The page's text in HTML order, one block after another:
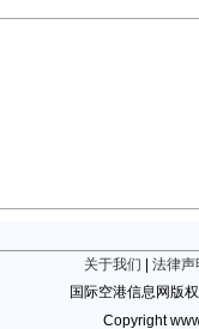
关于我们
法律声
国际空港信息网版
Copyright